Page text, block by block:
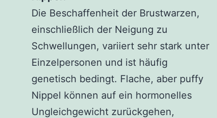
Die Beschaffenheit der Brustwarzen,
einschließlich der Neigung zu
Schwellungen, variiert sehr stark unter
Einzelpersonen und ist häufig
genetisch bedingt. Flache, aber puffy
Nippel können auf ein hormonelles
Ungleichgewicht zurückgehen,